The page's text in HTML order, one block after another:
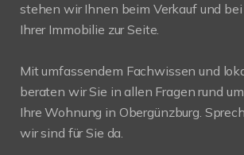
stehen wir Ihnen beim Verkauf und
Ihrer Immobilie zur Seite.
Mit umfassendem Fachwissen und
beraten wir Sie in allen Fragen rund
Ihre Wohnung in Obergünzburg.
wir sind für Sie da.